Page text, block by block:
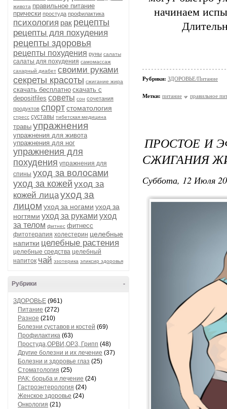
живота правильное питание
прически простуда профилактика
психология рак рецепты
рецепты для похудения
рецепты здоровья
рецепты похудения руны салаты
салаты для похудения самомассаж
сахарный диабет своими руками
секреты красоты сжигание жира
скачать бесплатно скачать с
depositfiles советы сон сочетания
продуктов спортстоматология
стресс суставы тибетская медицина
травы упражнения
упражнения для живота
упражнения для ног
упражнения для
похудения упражнения для
спины уход за волосами
уход за кожей уход за
кожей лицауход за
лицом уход за ногами уход за
ногтями уход за руками уход
за телом фитнес фитнесс
фитотерапия холестерин целебные
напитки целебные растения
целебные средства целебный
напиток чай эзотерика эликсир здоровья
-
Рубрики
ЗДОРОВЬЕ (961)
Питание (272)
Разное (210)
Болезни суставов и костей (69)
Профилактика (63)
Простуда,ОРВИ,ОРЗ, Грипп (48)
Другие болезни и их лечение (37)
Болезни и здоровье глаз (25)
Стоматология (25)
РАК: борьба и лечение (24)
Гастроэнтерология (24)
Женское здоровье (24)
Онкология (21)
начинаем
Рубрики: ЗДОРОВЬЕ/Питание
Метки: питание правильное
ПРОСТОЕ И
СЖИГАНИЯ
Суббота, 12 Июля